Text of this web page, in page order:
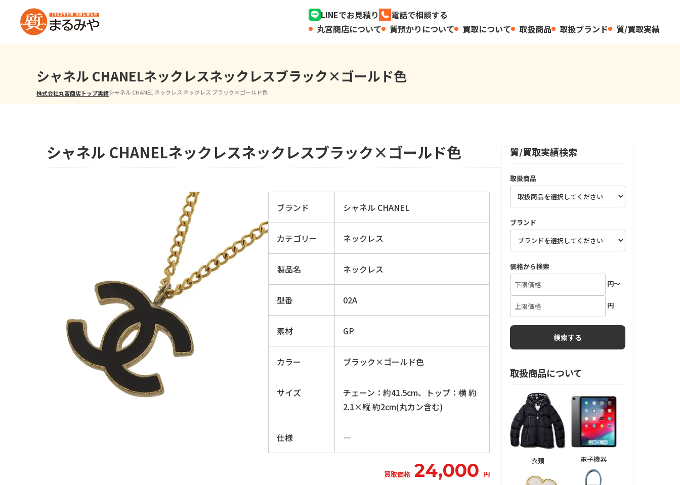
LINEでお見積り
電話で相談する
丸宮商店について
質預かりについて 買取について 取扱商品 取扱ブランド 質/買取実績
シャネル CHANELネックレスネックレスブラック×ゴールド色
株式会社丸宮商店トップ⁩実績シャネル CHANEL ネックレス ネックレス ブラック×ゴールド色
シャネル CHANELネックレスネックレスブラック×ゴールド色
ブランド シャネル CHANEL
カテゴリー ネックレス
製品名 ネックレス
型番 02A
素材 GP
カラー ブラック×ゴールド色
サイズ
チェーン：約41.5cm、トップ：横 約
2.1×縦 約2cm(丸カン含む)
仕様 ―
買取価格 24,000 円
質/買取実績検索
取扱商品
ブランド
価格から検索
円～
円
取扱商品について
衣類 電子機器